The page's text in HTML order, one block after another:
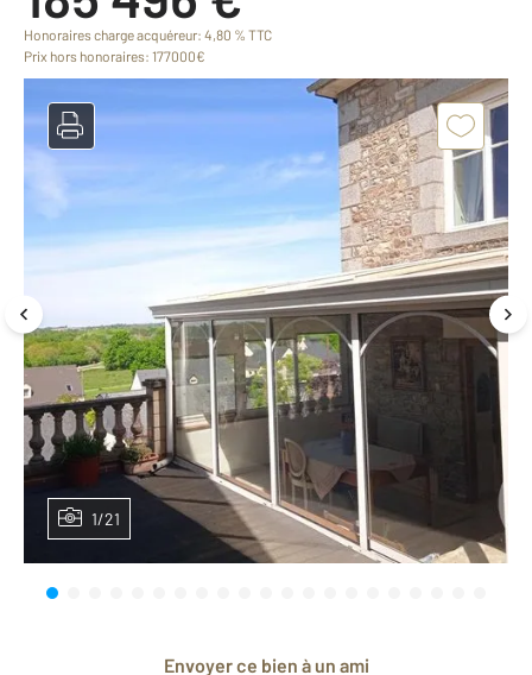
Honoraires charge acquéreur: 4,80 % TTC
Prix hors honoraires: 177000€
1/21
Envoyer ce bien à un ami